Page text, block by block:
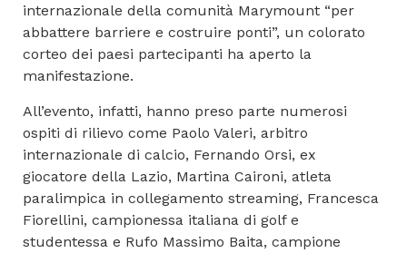
internazionale della comunità Marymount “per
abbattere barriere e costruire ponti”, un colorato
corteo dei paesi partecipanti ha aperto la
manifestazione.
All’evento, infatti, hanno preso parte numerosi
ospiti di rilievo come Paolo Valeri, arbitro
internazionale di calcio, Fernando Orsi, ex
giocatore della Lazio, Martina Caironi, atleta
paralimpica in collegamento streaming, Francesca
Fiorellini, campionessa italiana di golf e
studentessa e Rufo Massimo Baita, campione